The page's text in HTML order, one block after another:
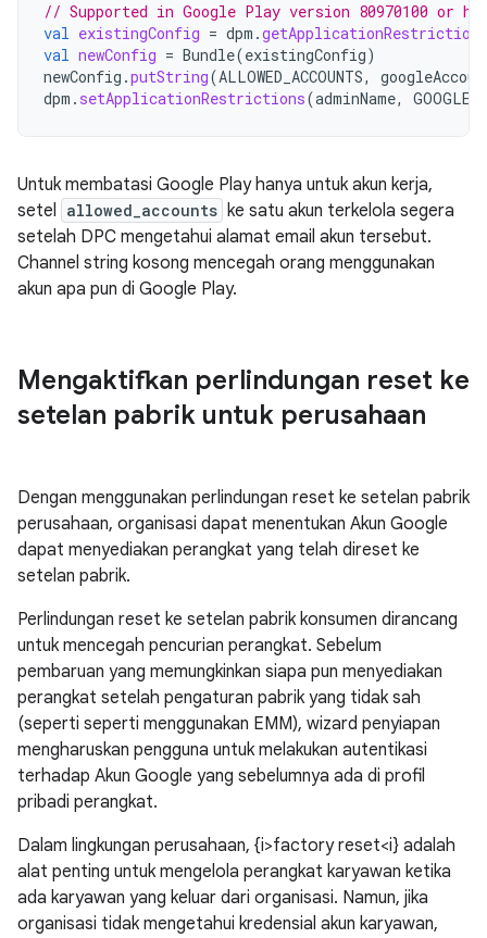
// Supported in Google Play version 80970100 or
val existingConfig = dpm .getApplicationRestrictions
val newConfig = Bundle(existingConfig)
newConfig .putString(ALLOWED_ACCOUNTS,
dpm . setApplicationRestrictions(adminName,
Untuk membatasi Google Play hanya untuk akun kerja,
setel allowed_accounts ke satu akun terkelola segera
setelah DPC mengetahui alamat email akun tersebut.
Channel string kosong mencegah orang menggunakan
akun apa pun di Google Play.
Mengaktifkan perlindungan reset ke
setelan pabrik untuk perusahaan
Dengan menggunakan perlindungan reset ke setelan pabrik
perusahaan, organisasi dapat menentukan Akun Google
dapat menyediakan perangkat yang telah direset ke
setelan pabrik.
Perlindungan reset ke setelan pabrik konsumen dirancang
untuk mencegah pencurian perangkat. Sebelum
pembaruan yang memungkinkan siapa pun menyediakan
perangkat setelah pengaturan pabrik yang tidak sah
(seperti seperti menggunakan EMM), wizard penyiapan
mengharuskan pengguna untuk melakukan autentikasi
terhadap Akun Google yang sebelumnya ada di profil
pribadi perangkat.
Dalam lingkungan perusahaan, {i>factory reset<i} adalah
alat penting untuk mengelola perangkat karyawan ketika
ada karyawan yang keluar dari organisasi. Namun, jika
organisasi tidak mengetahui kredensial akun karyawan,